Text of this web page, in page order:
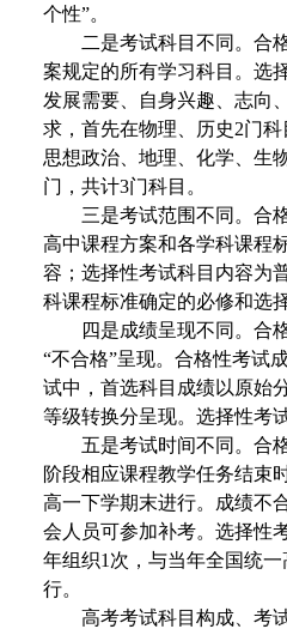
个性”。
二是考试科目不同。合
案规定的所有学习科目。选
发展需要、自身兴趣、志向
求，首先在物理、历史2门
思想政治、地理、化学、生
门，共计3门科目。
三是考试范围不同。合
高中课程方案和各学科课程
容；选择性考试科目内容为
科课程标准确定的必修和选
四是成绩呈现不同。合
“不合格”呈现。合格性考试
试中，首选科目成绩以原始
等级转换分呈现。选择性考
五是考试时间不同。合
阶段相应课程教学任务结束
高一下学期末进行。成绩不
会人员可参加补考。选择性
年组织1次，与当年全国统
行。
高考考试科目构成、考